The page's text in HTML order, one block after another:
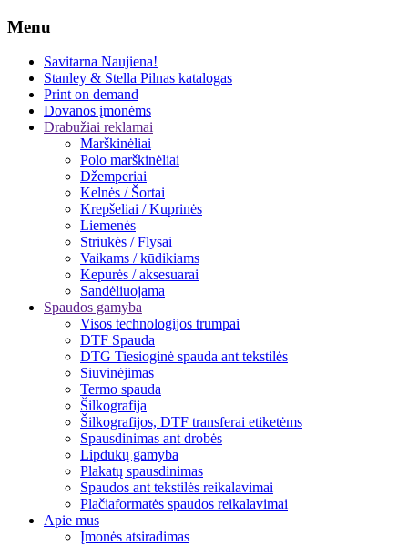
Menu
Savitarna Naujiena!
Stanley & Stella Pilnas katalogas
Print on demand
Dovanos įmonėms
Drabužiai reklamai
Marškinėliai
Polo marškinėliai
Džemperiai
Kelnės / Šortai
Krepšeliai / Kuprinės
Liemenės
Striukės / Flysai
Vaikams / kūdikiams
Kepurės / aksesuarai
Sandėliuojama
Spaudos gamyba
Visos technologijos trumpai
DTF Spauda
DTG Tiesioginė spauda ant tekstilės
Siuvinėjimas
Termo spauda
Šilkografija
Šilkografijos, DTF transferai etiketėms
Spausdinimas ant drobės
Lipdukų gamyba
Plakatų spausdinimas
Spaudos ant tekstilės reikalavimai
Plačiaformatės spaudos reikalavimai
Apie mus
Įmonės atsiradimas